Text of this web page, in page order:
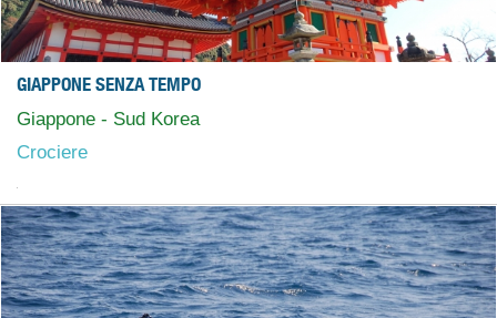
GIAPPONE SENZA TEMPO
Giappone - Sud Korea
Crociere